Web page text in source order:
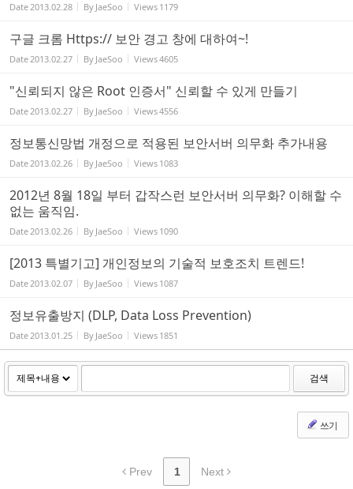
Date2013.02.28 By JaeSoo Views 1179
구글 크롬 Https:// 보안 경고 창에 대하여~!
Date2013.02.27 By JaeSoo Views4605
"신뢰되지 않은 Root 인증서" 신뢰할 수 있게 만들기
Date2013.02.27 By JaeSoo Views4556
정보통신망법 개정으로 적용된 보안서버 의무화 추가내용
Date2013.02.26 By JaeSoo Views 1083
2012년 8월 18일 부터 갑작스런 보안서버 의무화? 이해할 수
없는 움직임.
Date2013.02.26 By JaeSoo Views 1090
[2013 특별기고] 개인정보의 기술적 보호조치 트렌드!
Date2013.02.07 By JaeSoo Views 1087
정보유출방지 (DLP, Data Loss Prevention)
Date2013.01.25 By JaeSoo Views 1851
검색
쓰기
Prev 1 Next